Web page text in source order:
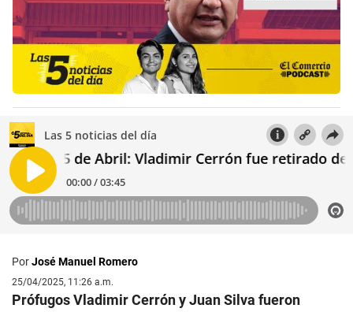
PorJosé Manuel Romero
25/04/2025, 11:26 a.m.
Prófugos Vladimir Cerrón y Juan Silva fueron